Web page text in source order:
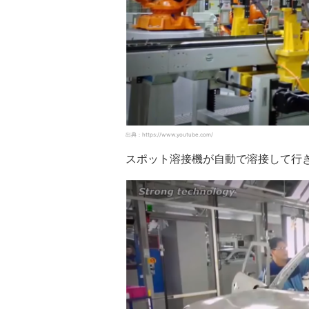
出典：https://www.youtube.com/
スポット溶接機が自動で溶接して行